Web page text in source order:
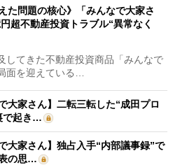
た問題の核心》「みんなで大家さ
超不動産投資トラブル“異常なく
てきた不動産投資商品「みんなで
面を迎えている…
大家さん】二転三転した“成田プロ
で起き…
大家さん】独占入手“内部議事録”で
の思…